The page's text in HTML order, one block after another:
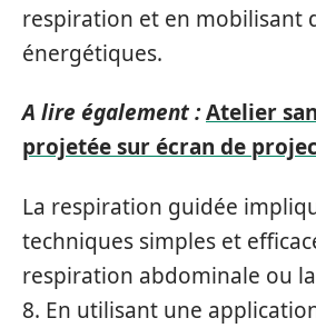
respiration et en mobilisant
énergétiques.
A lire également :Atelier
projetée sur écran de
La respiration guidée
techniques simples et
respiration abdominale ou
8. En utilisant une